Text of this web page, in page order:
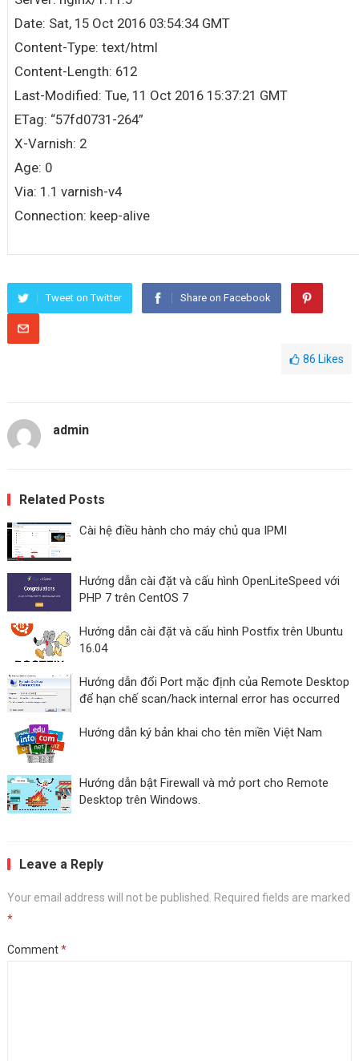
Date: Sat, 15 Oct 2016 03:54:34 GMT
Content-Type: text/html
Content-Length: 612
Last-Modified: Tue, 11 Oct 2016 15:37:21 GMT
ETag: “57fd0731-264”
X-Varnish: 2
Age: 0
Via: 1.1 varnish-v4
Connection: keep-alive
Tweet on Twitter Share on Facebook
86 Likes
admin
Related Posts
Cài hệ điều hành cho máy chủ qua IPMI
Hướng dẫn cài đặt và cấu hình OpenLiteSpeed ​​với
PHP 7 trên CentOS 7
Hướng dẫn cài đặt và cấu hình Postfix trên Ubuntu
16.04
Hướng dẫn đổi Port mặc định của Remote Desktop
để hạn chế scan/hack internal error has occurred
Hướng dẫn ký bản khai cho tên miền Việt Nam
Hướng dẫn bật Firewall và mở port cho Remote
Desktop trên Windows.
Leave a Reply
Your email address will not be published.
Required fields are marked
*
Comment*